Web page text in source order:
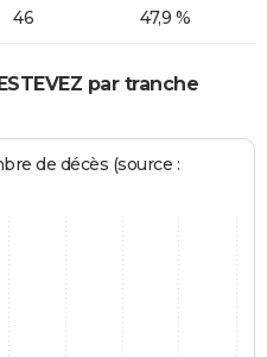
46 47,9 %
par tranche
de décès (source :